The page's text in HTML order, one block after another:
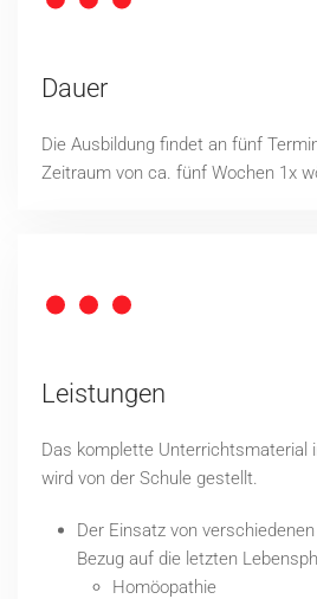
Dauer
Die Ausbildung findet an fünf
Zeitraum von ca. fünf Wochen 1x
Leistungen
Das komplette Unterrichtsmaterial
wird von der Schule gestellt.
Der Einsatz von
Bezug auf die letzten
Homöopathie